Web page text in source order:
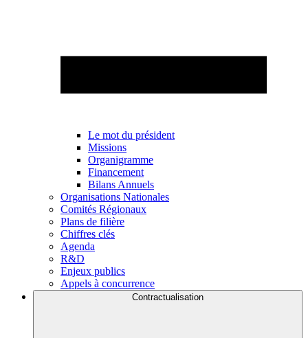
Le mot du président
Missions
Organigramme
Financement
Bilans Annuels
Organisations Nationales
Comités Régionaux
Plans de filière
Chiffres clés
Agenda
R&D
Enjeux publics
Appels à concurrence
Contractualisation